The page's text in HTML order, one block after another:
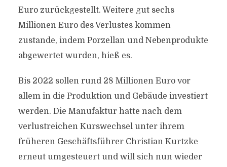
Euro zurückgestellt. Weitere gut sechs
Millionen Euro des Verlustes kommen
zustande, indem Porzellan und Nebenprodukte
abgewertet wurden, hieß es.
Bis 2022 sollen rund 28 Millionen Euro vor
allem in die Produktion und Gebäude investiert
werden. Die Manufaktur hatte nach dem
verlustreichen Kurswechsel unter ihrem
früheren Geschäftsführer Christian Kurtzke
erneut umgesteuert und will sich nun wieder